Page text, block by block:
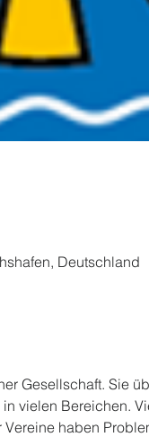
Deutschland
Gesellschaft. Sie
vielen Bereichen.
haben